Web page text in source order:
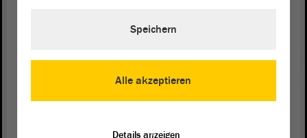
Alle akzeptieren
Speichern
Details anzeigen